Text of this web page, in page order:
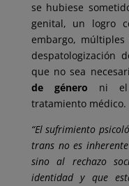
se hubiese
genital, un logro
embargo,
despatologización
que no sea
de género ni el
tratamiento médico.
“El sufrimiento
trans no es
sino al rechazo
identidad y que